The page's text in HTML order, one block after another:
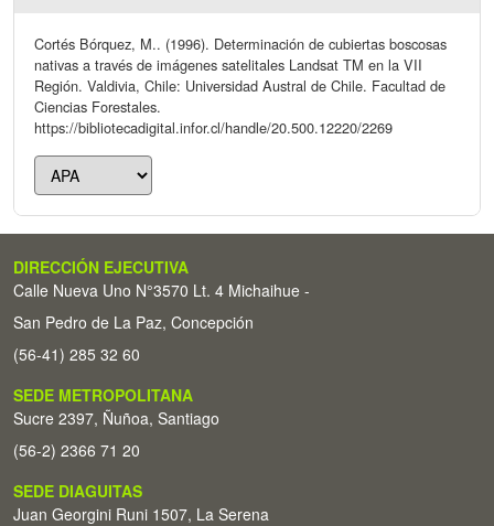
Cortés Bórquez, M.. (1996). Determinación de cubiertas boscosas
nativas a través de imágenes satelitales Landsat TM en la VII
Región. Valdivia, Chile: Universidad Austral de Chile. Facultad de
Ciencias Forestales.
https://bibliotecadigital.infor.cl/handle/20.500.12220/2269
DIRECCIÓN EJECUTIVA
Calle Nueva Uno N°3570 Lt. 4 Michaihue -
San Pedro de La Paz, Concepción
(56-41) 285 32 60
SEDE METROPOLITANA
Sucre 2397, Ñuñoa, Santiago
(56-2) 2366 71 20
SEDE DIAGUITAS
Juan Georgini Runi 1507, La Serena